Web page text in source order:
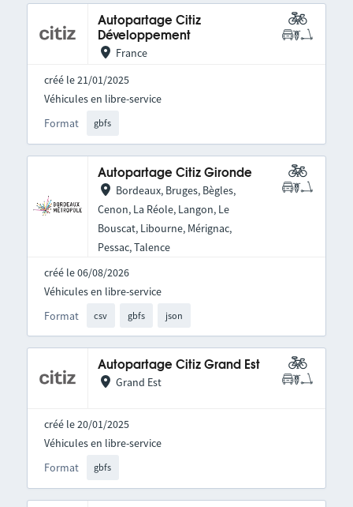
Autopartage Citiz
Développement
France
créé le 21/01/2025
Format gbfs
Véhicules en libre-service
Autopartage Citiz Gironde
Bordeaux, Bruges, Bègles,
Cenon, La Réole, Langon, Le
Bouscat, Libourne, Mérignac,
Pessac, Talence
créé le 06/08/2026
Format csv gbfs json
Véhicules en libre-service
Autopartage Citiz Grand Est
Grand Est
créé le 20/01/2025
Format gbfs
Véhicules en libre-service